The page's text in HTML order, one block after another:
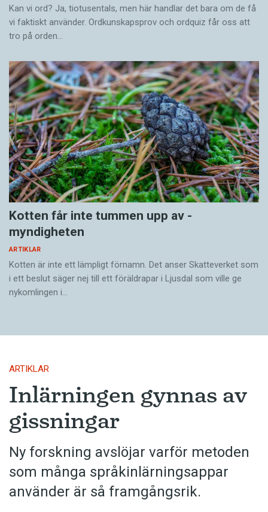
Kan vi ord? Ja, tiotusentals, men här handlar det bara om de få
vi faktiskt använder. Ordkunskapsprov och ordquiz får oss att
tro på orden…
Kotten får inte tummen upp av ­
myndigheten
ARTIKLAR
Kotten är inte ett lämpligt förnamn. Det anser Skatte­verket som
i ett beslut säger nej till ett föräldra­par i Ljusdal som ville ge
nykomlingen i…
ARTIKLAR
Inlärningen gynnas av
gissningar
Ny forskning avslöjar varför metoden
som många språkinlärningsappar
använder är så framgångsrik.